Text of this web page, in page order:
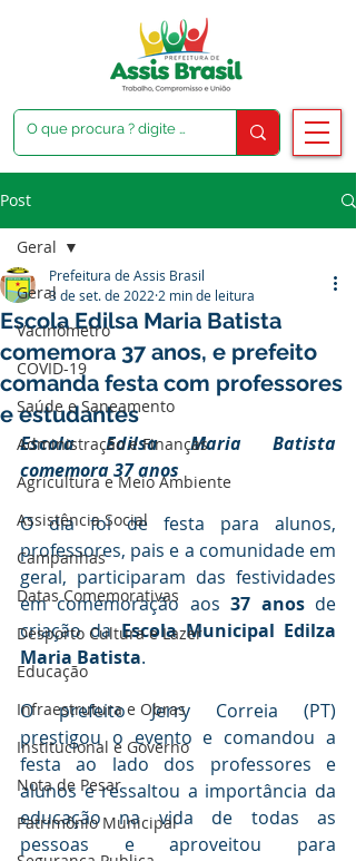
Post
Geral
Vacinômetro
COVID-19
Saúde e Saneamento
Administração e Finanças
Agricultura e Meio Ambiente
Assistência Social
Campanhas
Datas Comemorativas
Desporto Cultura e Lazer
Educação
Infraestrutura e Obras
Institucional e Governo
Nota de Pesar
Patrimônio Municipal
Geral
Escola Edilsa Maria Batista
comemora 37 anos, e prefeito
comanda festa com professores
e estudantes
Prefeitura de Assis Brasil
3 de set. de 2022 2 min de leitura
Escola Edilsa Maria Batista
comemora 37 anos
O dia foi de festa para alunos,
professores, pais e a comunidade em
geral, participaram das festividades
em comemoração aos 37 anos de
criação da Escola Municipal Edilza
Maria Batista.
O prefeito Jerry Correia (PT)
prestigou o evento e comandou a
festa ao lado dos professores e
alunos e ressaltou a importância da
educação na vida de todas as
pessoas e aproveitou para